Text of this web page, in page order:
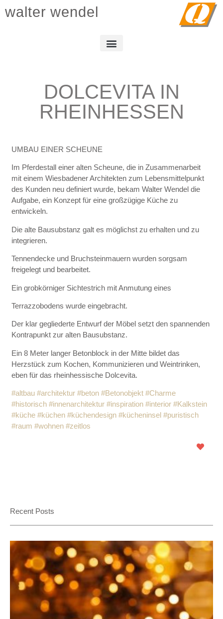
walter wendel
DOLCEVITA IN
RHEINHESSEN
UMBAU EINER SCHEUNE
Im Pferdestall einer alten Scheune, die in Zusammenarbeit
mit einem Wiesbadener Architekten zum Lebensmittelpunkt
des Kunden neu definiert wurde, bekam Walter Wendel die
Aufgabe, ein Konzept für eine großzügige Küche zu
entwickeln.
Die alte Bausubstanz galt es möglichst zu erhalten und zu
integrieren.
Tennendecke und Bruchsteinmauern wurden sorgsam
freigelegt und bearbeitet.
Ein grobkörniger Sichtestrich mit Anmutung eines
Terrazzobodens wurde eingebracht.
Der klar gegliederte Entwurf der Möbel setzt den spannenden
Kontrapunkt zur alten Bausubstanz.
Ein 8 Meter langer Betonblock in der Mitte bildet das
Herzstück zum Kochen, Kommunizieren und Weintrinken,
eben für das rheinhessische Dolcevita.
#altbau #architektur #beton #Betonobjekt #Charme
#historisch #innenarchitektur #inspiration #interior #Kalkstein
#küche #küchen #küchendesign #kücheninsel #puristisch
#raum #wohnen #zeitlos
Recent Posts